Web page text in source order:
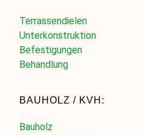
Terrassendielen
Unterkonstruktion
Befestigungen
Behandlung
BAUHOLZ / KVH:
Bauholz